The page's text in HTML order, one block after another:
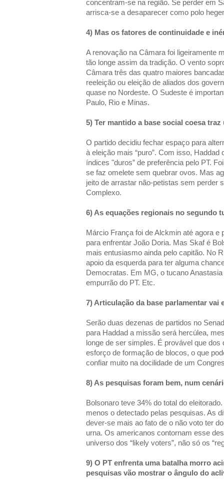
concentram-se na região. Se perder em
arrisca-se a desaparecer como polo
4) Mas os fatores de continuidade e
A renovação na Câmara foi ligeiramente
tão longe assim da tradição. O vento
Câmara três das quatro maiores
reeleição ou eleição de aliados dos
quase no Nordeste. O Sudeste é
Paulo, Rio e Minas.
5) Ter mantido a base social coesa
O partido decidiu fechar espaço para
à eleição mais “puro”. Com isso,
índices "duros” de preferência pelo PT.
se faz omelete sem quebrar ovos. Mas
jeito de arrastar não-petistas sem perder
Complexo.
6) As equações regionais no segundo
Márcio França foi de Alckmin até agora e
para enfrentar João Doria. Mas Skaf é
mais entusiasmo ainda pelo capitão. No
apoio da esquerda para ter alguma
Democratas. Em MG, o tucano
empurrão do PT. Etc.
7) Articulação da base parlamentar vai
Serão duas dezenas de partidos no
para Haddad a missão será hercúlea,
longe de ser simples. É provável que
esforço de formação de blocos, o que
confiar muito na docilidade de um
8) As pesquisas foram bem, num
Bolsonaro teve 34% do total do
menos o detectado pelas pesquisas. As
dever-se mais ao fato de o não voto ter
urna. Os americanos contornam esse
universo dos “likely voters”, não só os
9) O PT enfrenta uma batalha morro
pesquisas vão mostrar o ângulo do